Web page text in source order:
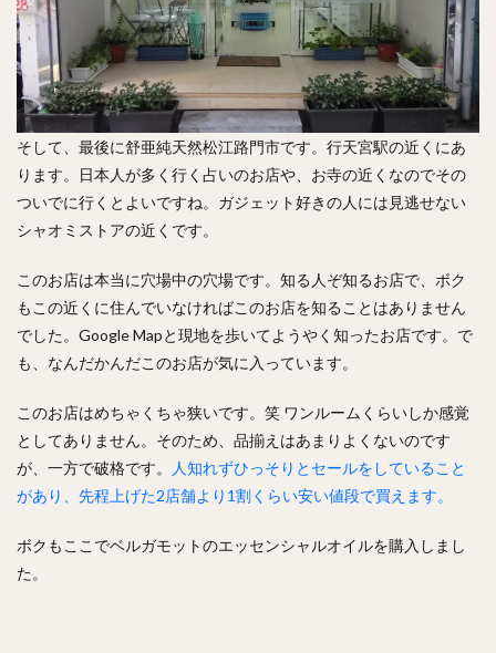
そして、最後に舒亜純天然松江路門市です。行天宮駅の近くにあ
ります。日本人が多く行く占いのお店や、お寺の近くなのでその
ついでに行くとよいですね。ガジェット好きの人には見逃せない
シャオミストアの近くです。
このお店は本当に穴場中の穴場です。知る人ぞ知るお店で、ボク
もこの近くに住んでいなければこのお店を知ることはありません
でした。Google Mapと現地を歩いてようやく知ったお店です。で
も、なんだかんだこのお店が気に入っています。
このお店はめちゃくちゃ狭いです。笑 ワンルームくらいしか感覚
としてありません。そのため、品揃えはあまりよくないのです
が、一方で破格です。
人知れずひっそりとセールをしていること
があり、先程上げた2店舗より1割くらい安い値段で買えます。
ボクもここでベルガモットのエッセンシャルオイルを購入しまし
た。